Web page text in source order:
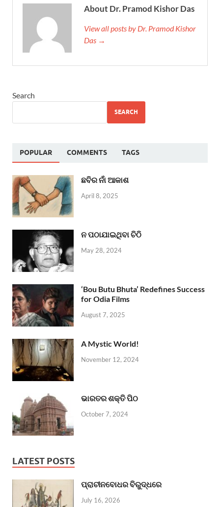
About Dr. Pramod Kishor Das
View all posts by Dr. Pramod Kishor
Das →
Search
SEARCH
POPULAR COMMENTS TAGS
ଛବିର ନାଁ ଆକାଶ
April 8, 2025
ନ ପଠାଯାଇଥିବା ଚିଠି
May 28, 2024
‘Bou Butu Bhuta’ Redefines Success
for Odia Films
August 7, 2025
A Mystic World!
November 12, 2024
ଭାରତର ଶକ୍ତି ପିଠ
October 7, 2024
LATEST POSTS
ପ୍ରାଚୀନବୋଧର ବିରୁଦ୍ଧରେ
July 16, 2026